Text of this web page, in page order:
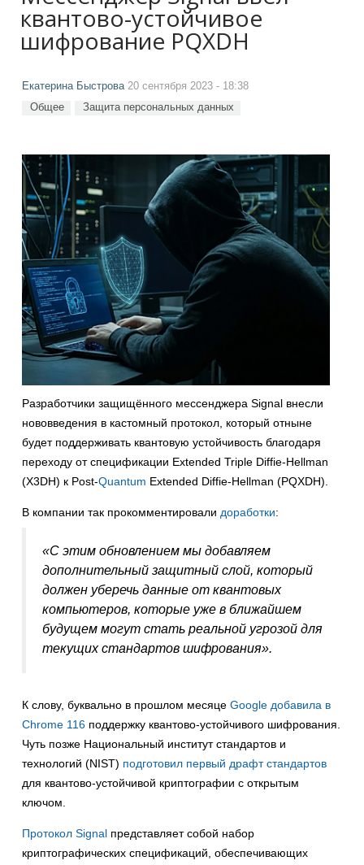
квантово-устойчивое
шифрование PQXDH
Екатерина Быстрова20 сентября 2023 - 18:38
Общее Защита персональных данных
Разработчики защищённого мессенджера Signal внесли
нововведения в кастомный протокол, который отныне
будет поддерживать квантовую устойчивость благодаря
переходу от спецификации Extended Triple Diffie-Hellman
(X3DH) к Post-Quantum Extended Diffie-Hellman (PQXDH).
В компании так прокомментировали доработки:
«С этим обновлением мы добавляем
дополнительный защитный слой, который
должен уберечь данные от квантовых
компьютеров, которые уже в ближайшем
будущем могут стать реальной угрозой для
текущих стандартов шифрования».
К слову, буквально в прошлом месяце Google добавила в
Chrome 116 поддержку квантово-устойчивого шифрования.
Чуть позже Национальный институт стандартов и
технологий (NIST) подготовил первый драфт стандартов
для квантово-устойчивой криптографии с открытым
ключом.
Протокол Signal представляет собой набор
криптографических спецификаций, обеспечивающих